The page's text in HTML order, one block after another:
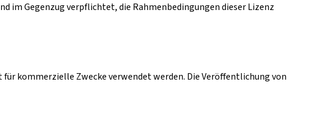
im Gegenzug verpflichtet, die Rahmenbedingungen dieser Lizenz
kommerzielle Zwecke verwendet werden. Die Veröffentlichung von